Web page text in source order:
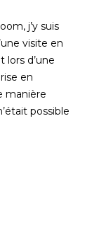
j’y suis
visite en
d’une
en
manière
possible